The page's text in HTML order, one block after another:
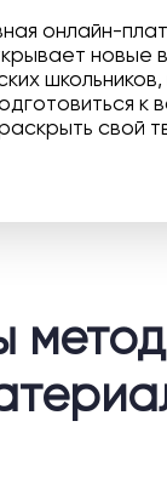
онлайн-
новые
школьников,
к
свой